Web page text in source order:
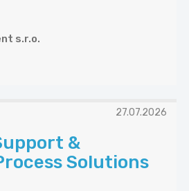
s.r.o.
27.07.2026
&
Solutions